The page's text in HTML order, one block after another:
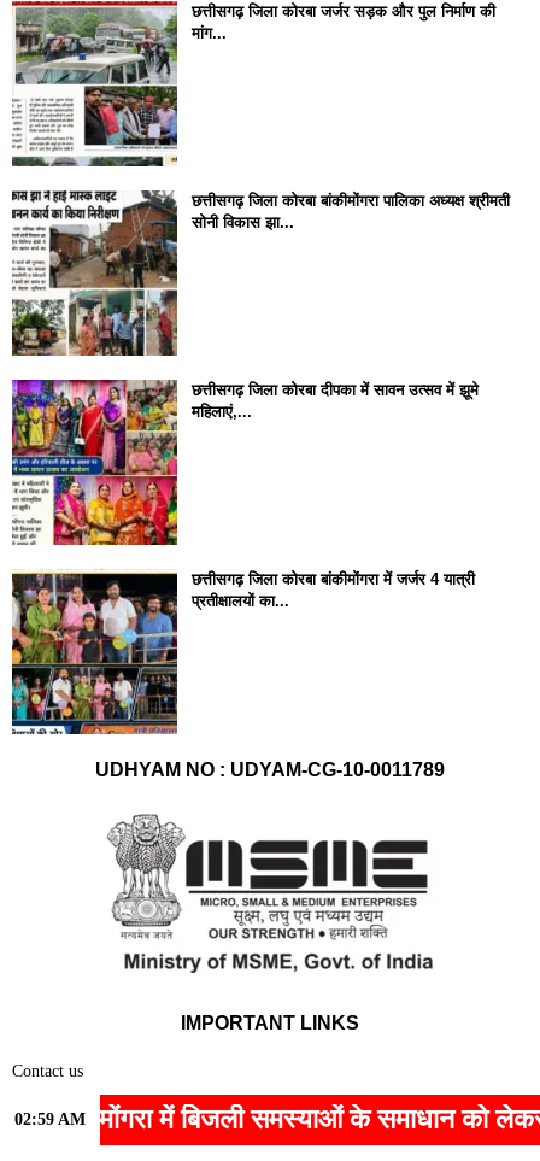
02:59 AM
बांकीमोंगरा में बिजली समस्याओं के समाधान को
छत्तीसगढ़ जिला कोरबा जर्जर सड़क और पुल निर्माण की
मांग...
छत्तीसगढ़ जिला कोरबा बांकीमोंगरा पालिका अध्यक्ष श्रीमती
सोनी विकास झा...
छत्तीसगढ़ जिला कोरबा दीपका में सावन उत्सव में झूमे
महिलाएं,...
छत्तीसगढ़ जिला कोरबा बांकीमोंगरा में जर्जर 4 यात्री
प्रतीक्षालयों का...
UDHYAM NO : UDYAM-CG-10-0011789
IMPORTANT LINKS
Contact us
Home